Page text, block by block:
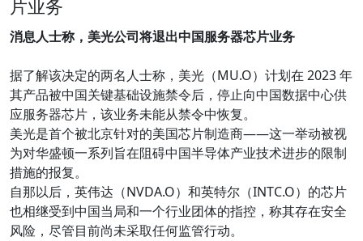
片业务
消息人士称，美光公司将退出中国服务器芯片业务
据了解该决定的两名人士称，美光（MU.O）计划在 2023 年
其产品被中国关键基础设施禁令后，停止向中国数据中心供
应服务器芯片，该业务未能从禁令中恢复。
美光是首个被北京针对的美国芯片制造商——这一举动被视
为对华盛顿一系列旨在阻碍中国半导体产业技术进步的限制
措施的报复。
自那以后，英伟达（NVDA.O）和英特尔（INTC.O）的芯片
也相继受到中国当局和一个行业团体的指控，称其存在安全
风险，尽管目前尚未采取任何监管行动。